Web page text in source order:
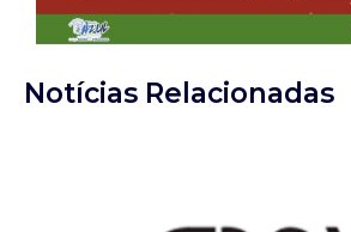
Notícias Relacionadas